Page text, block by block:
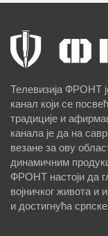
Телевизија ФРОНТ
канал који се
традиције и
канала је да на
везане за ову
динамичним
ФРОНТ настоји да
војничког живота и
и достигнућа српске